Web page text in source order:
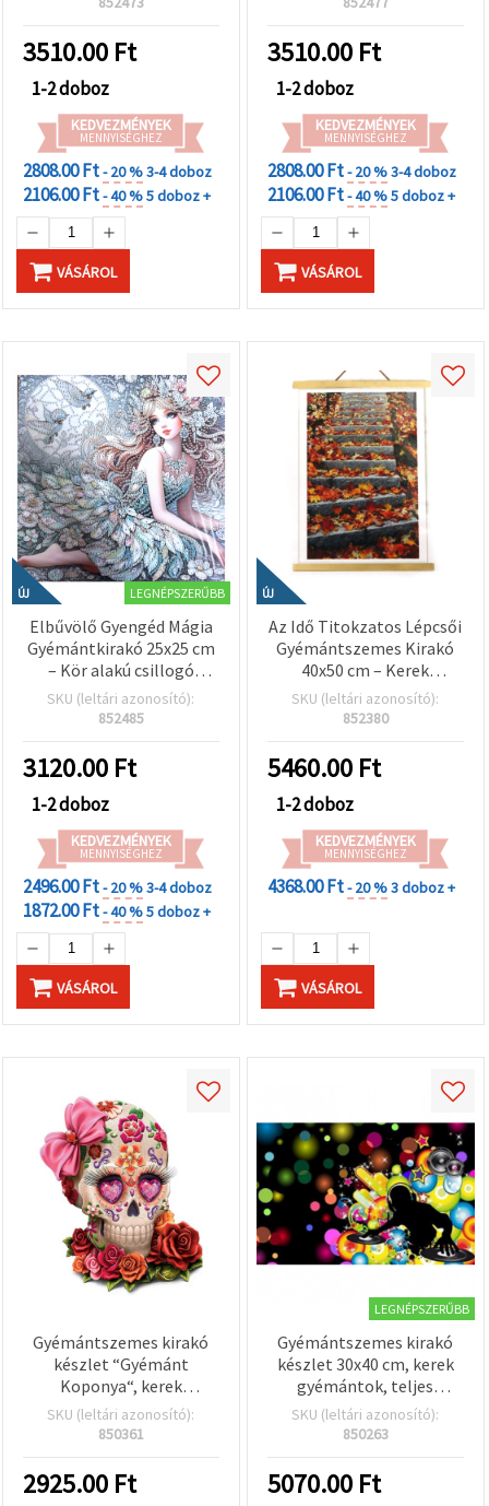
Fogadja
el
mindet
Beállítások
3535)
3510.00 Ft
1-2 doboz
KEDVEZMÉNYEK
MENNYISÉGHEZ
2808.00 Ft- 20 %3-4 doboz
2106.00 Ft- 40 %5 doboz +
VÁSÁROL
3510.00 Ft
1-2 doboz
KEDVEZMÉNYEK
MENNYISÉGHEZ
2808.00 Ft- 20 %3-4 doboz
2106.00 Ft- 40 %5 doboz +
VÁSÁROL
ÚJ LEGNÉPSZERŰBB
Elbűvölő Gyengéd Mágia
Gyémántkirakó 25x25 cm
– Kör alakú csillogó
strasszok, részleges
kirakás elegáns kerettel –
SKU (leltári azonosító):
852485
3120.00 Ft
1-2 doboz
KEDVEZMÉNYEK
MENNYISÉGHEZ
2496.00 Ft- 20 %3-4 doboz
1872.00 Ft- 40 %5 doboz +
VÁSÁROL
ÚJ
Az Idő Titokzatos Lépcsői
Gyémántszemes Kirakó
40x50 cm – Kerek
Kövekkel, Teljes Kirakás
Részleges Kerettel –
Lakásdekor JSFH79274
SKU (leltári azonosító):
852380
5460.00 Ft
1-2 doboz
KEDVEZMÉNYEK
MENNYISÉGHEZ
4368.00 Ft- 20 %3 doboz +
VÁSÁROL
Gyémántszemes kirakó
készlet “Gyémánt
Koponya“, kerek
kristályokkal, 21x25 cm,
részleges kirakás -
SKU (leltári azonosító):
850361
2925.00 Ft
LEGNÉPSZERŰBB
Gyémántszemes kirakó
készlet 30x40 cm, kerek
gyémántok, teljes
kirakás, kerettel – Zene
színekben YSG7953
SKU (leltári azonosító):
850263
5070.00 Ft